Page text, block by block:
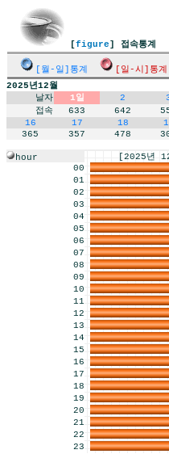
[figure] 접속통계
[월-일]통계 [일-시]통계
2025년12월
날자
1일 2
접속
633 642
16
17 18
365
357 478
hour
[2025년 12월
00
01
02
03
04
05
06
07
08
09
10
11
12
13
14
15
16
17
18
19
20
21
22
23